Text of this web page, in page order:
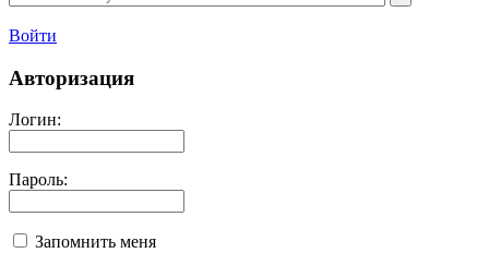
Войти
Авторизация
Логин:
Пароль:
Запомнить меня